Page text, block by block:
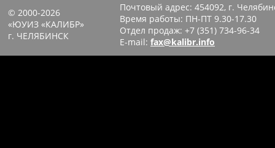
© 2000-2026
«ЮУИЗ «КАЛИБР»
г. ЧЕЛЯБИНСК
Почтовый адрес: 454092, г.
Время работы: ПН-ПТ 9.30-17.30
Отдел продаж: +7 (351) 734-96-34
E-mail: fax@kalibr.info